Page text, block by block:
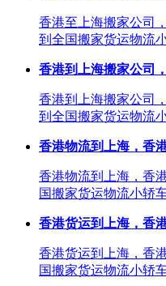
香港至上海搬家公司
到全国搬家货运物流
香港到上海搬家公司
香港到上海搬家公司
到全国搬家货运物流
香港物流到上海，香
香港物流到上海，香
国搬家货运物流小轿
香港货运到上海，香
香港货运到上海，香
国搬家货运物流小轿